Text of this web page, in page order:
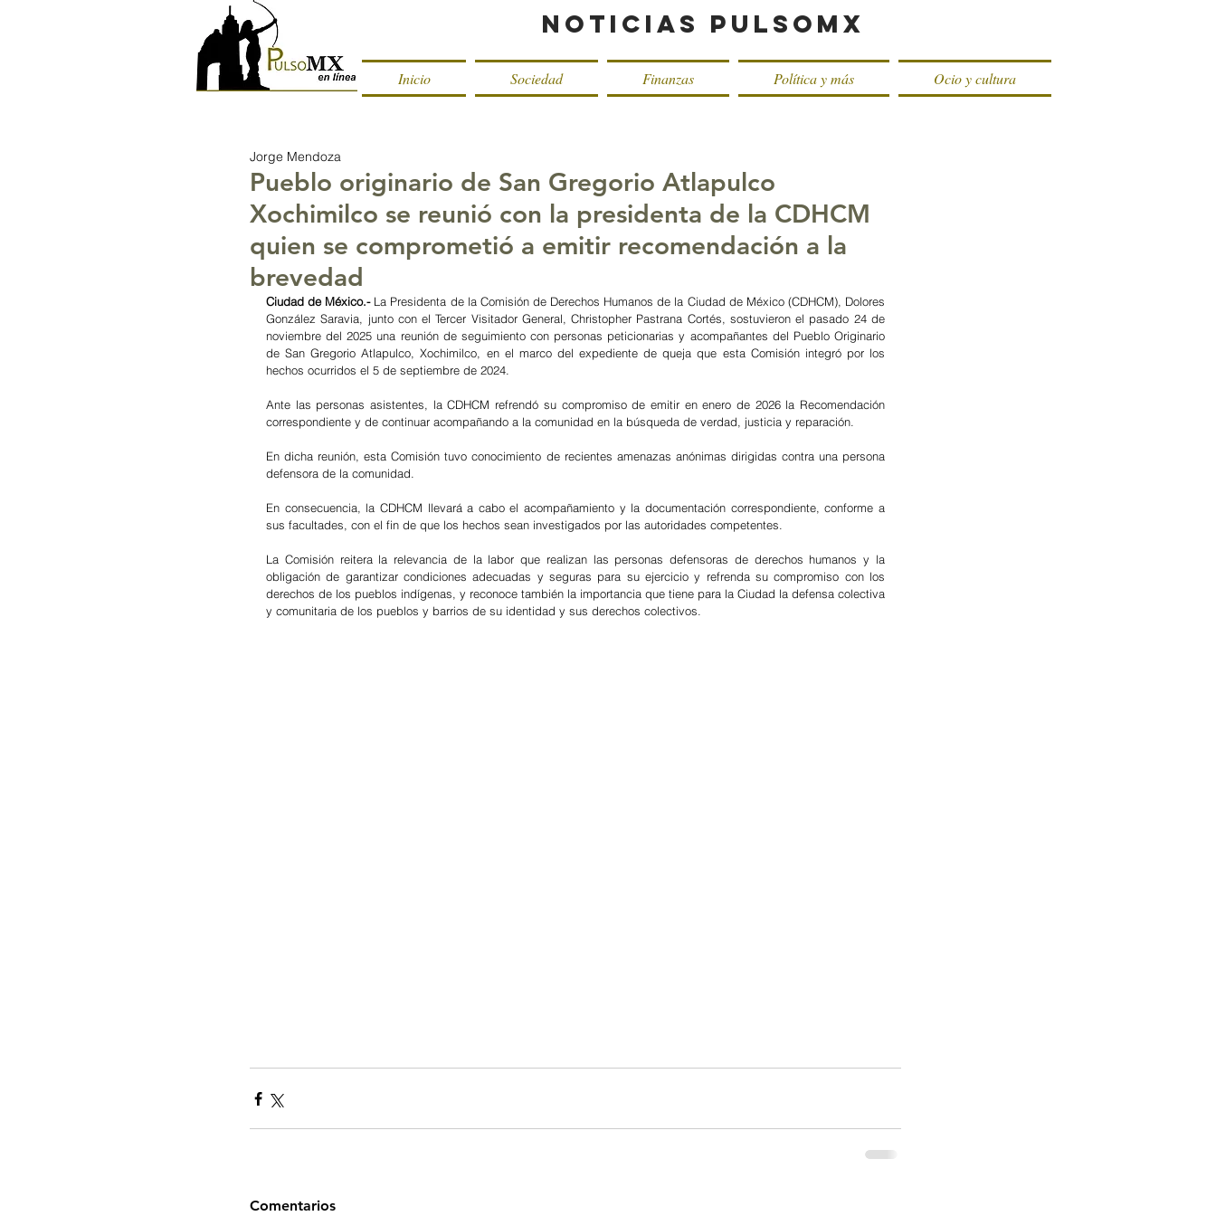
Noticias PulsoMX
Inicio Sociedad Finanzas Política y más Ocio y cultura
Pueblo originario de San Gregorio Atlapulco
Xochimilco se reunió con la presidenta de la CDHCM
quien se comprometió a emitir recomendación a la
brevedad
Jorge Mendoza
Ciudad de México.- La Presidenta de la Comisión de Derechos Humanos de la Ciudad de México (CDHCM), Dolores
González Saravia, junto con el Tercer Visitador General, Christopher Pastrana Cortés, sostuvieron el pasado 24 de
noviembre del 2025 una reunión de seguimiento con personas peticionarias y acompañantes del Pueblo Originario
de San Gregorio Atlapulco, Xochimilco, en el marco del expediente de queja que esta Comisión integró por los
hechos ocurridos el 5 de septiembre de 2024.
Ante las personas asistentes, la CDHCM refrendó su compromiso de emitir en enero de 2026 la Recomendación
correspondiente y de continuar acompañando a la comunidad en la búsqueda de verdad, justicia y reparación.
En dicha reunión, esta Comisión tuvo conocimiento de recientes amenazas anónimas dirigidas contra una persona
defensora de la comunidad.
En consecuencia, la CDHCM llevará a cabo el acompañamiento y la documentación correspondiente, conforme a
sus facultades, con el fin de que los hechos sean investigados por las autoridades competentes.
La Comisión reitera la relevancia de la labor que realizan las personas defensoras de derechos humanos y la
obligación de garantizar condiciones adecuadas y seguras para su ejercicio y refrenda su compromiso con los
derechos de los pueblos indígenas, y reconoce también la importancia que tiene para la Ciudad la defensa colectiva
y comunitaria de los pueblos y barrios de su identidad y sus derechos colectivos.
Comentarios